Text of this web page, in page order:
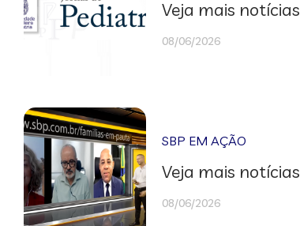
Veja mais notícias
08/06/2026
SBP EM AÇÃO
Veja mais notícias
08/06/2026